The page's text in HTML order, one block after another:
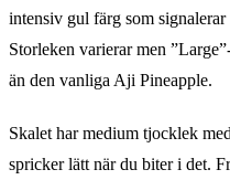
intensiv gul färg som
Storleken varierar men
än den vanliga Aji Pineapple.
Skalet har medium tjocklek
spricker lätt när du biter i det.